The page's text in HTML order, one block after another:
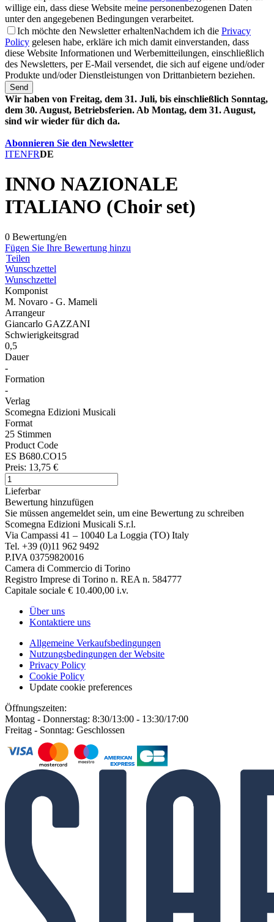
willige ein, dass diese Website meine personenbezogenen Daten
unter den angegebenen Bedingungen verarbeitet.
Ich möchte den Newsletter erhaltenNachdem ich die Privacy
Policy gelesen habe, erkläre ich mich damit einverstanden, dass
diese Website Informationen und Werbemitteilungen, einschließlich
des Newsletters, per E-Mail versendet, die sich auf eigene und/oder
Produkte und/oder Dienstleistungen von Drittanbietern beziehen.
Send
Wir haben von Freitag, dem 31. Juli, bis einschließlich Sonntag,
dem 30. August, Betriebsferien. Ab Montag, dem 31. August,
sind wir wieder für dich da.
Abonnieren Sie den Newsletter
ITENFRDE
INNO NAZIONALE
ITALIANO (Choir set)
0 Bewertung/en
Fügen Sie Ihre Bewertung hinzu
Teilen
Wunschzettel
Wunschzettel
Komponist
M. Novaro - G. Mameli
Arrangeur
Giancarlo GAZZANI
Schwierigkeitsgrad
0,5
Dauer
-
Formation
-
Verlag
Scomegna Edizioni Musicali
Format
25 Stimmen
Product Code
ES B680.CO15
Preis: 13,75 €
Lieferbar
Bewertung hinzufügen
Sie müssen angemeldet sein, um eine Bewertung zu schreiben
Scomegna Edizioni Musicali S.r.l.
Via Campassi 41 – 10040 La Loggia (TO) Italy
Tel. +39 (0)11 962 9492
P.IVA 03759820016
Camera di Commercio di Torino
Registro Imprese di Torino n. REA n. 584777
Capitale sociale € 10.400,00 i.v.
Über uns
Kontaktiere uns
Allgemeine Verkaufsbedingungen
Nutzungsbedingungen der Website
Privacy Policy
Cookie Policy
Update cookie preferences
Öffnungszeiten:
Montag - Donnerstag: 8:30/13:00 - 13:30/17:00
Freitag - Sonntag: Geschlossen